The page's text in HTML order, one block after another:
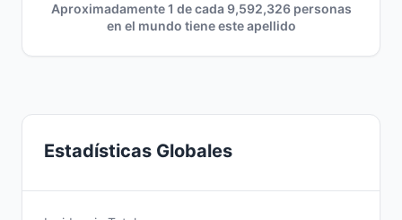
Aproximadamente 1 de cada 9,592,326 personas
en el mundo tiene este apellido
Estadísticas Globales